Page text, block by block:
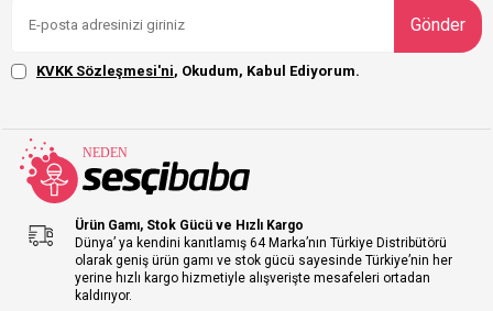
Gönder
KVKK Sözleşmesi'ni, Okudum, Kabul Ediyorum.
Ürün Gamı, Stok Gücü ve Hızlı Kargo
Dünya’ ya kendini kanıtlamış 64 Marka’nın Türkiye Distribütörü
olarak geniş ürün gamı ve stok gücü sayesinde Türkiye’nin her
yerine hızlı kargo hizmetiyle alışverişte mesafeleri ortadan
kaldırıyor.